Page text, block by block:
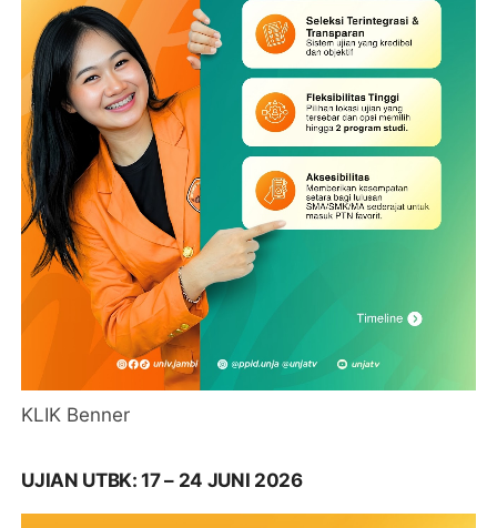
KLIK Benner
UJIAN UTBK: 17 – 24 JUNI 2026